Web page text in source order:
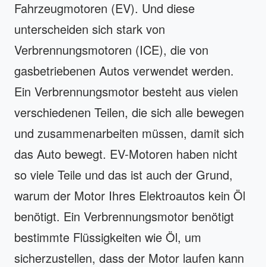
Fahrzeugmotoren (EV). Und diese
unterscheiden sich stark von
Verbrennungsmotoren (ICE), die von
gasbetriebenen Autos verwendet werden.
Ein Verbrennungsmotor besteht aus vielen
verschiedenen Teilen, die sich alle bewegen
und zusammenarbeiten müssen, damit sich
das Auto bewegt. EV-Motoren haben nicht
so viele Teile und das ist auch der Grund,
warum der Motor Ihres Elektroautos kein Öl
benötigt. Ein Verbrennungsmotor benötigt
bestimmte Flüssigkeiten wie Öl, um
sicherzustellen, dass der Motor laufen kann